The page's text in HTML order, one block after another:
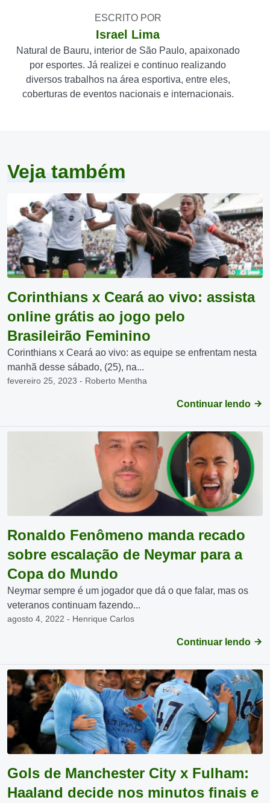
ESCRITO POR
Israel Lima
Natural de Bauru, interior de São Paulo, apaixonado
por esportes. Já realizei e continuo realizando
diversos trabalhos na área esportiva, entre eles,
coberturas de eventos nacionais e internacionais.
Veja também
Corinthians x Ceará ao vivo: assista
online grátis ao jogo pelo
Brasileirão Feminino
Corinthians x Ceará ao vivo: as equipe se enfrentam nesta
manhã desse sábado, (25), na...
fevereiro 25, 2023 - Roberto Mentha
Continuar lendo
Ronaldo Fenômeno manda recado
sobre escalação de Neymar para a
Copa do Mundo
Neymar sempre é um jogador que dá o que falar, mas os
veteranos continuam fazendo...
agosto 4, 2022 - Henrique Carlos
Continuar lendo
Gols de Manchester City x Fulham:
Haaland decide nos minutos finais e